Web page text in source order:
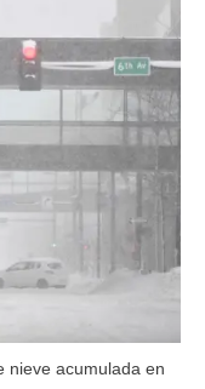
nieve acumulada en